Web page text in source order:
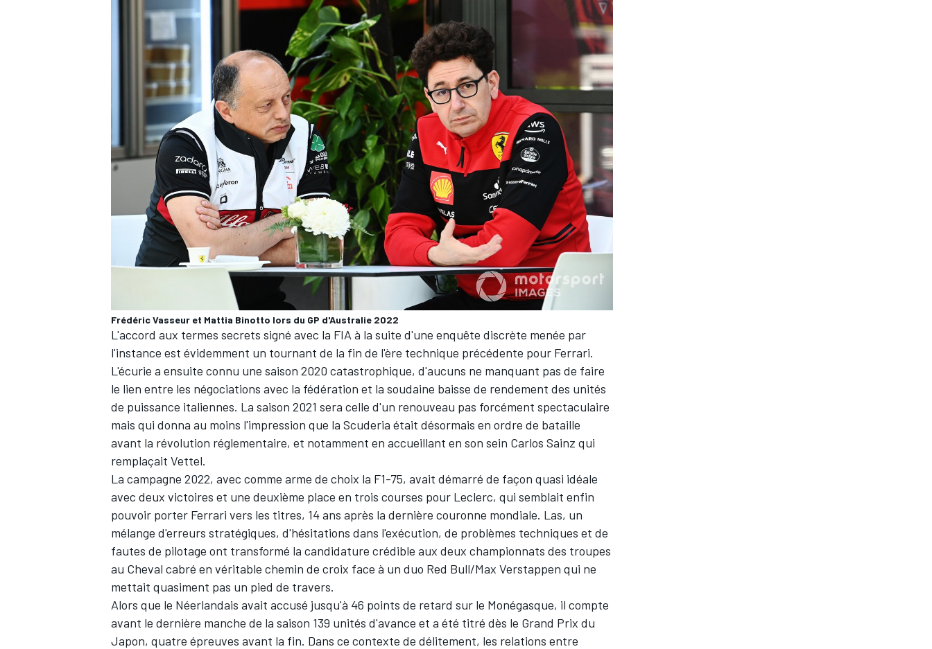
AUTRES CHAMPIONNATS
Frédéric Vasseur et Mattia Binotto lors du GP d'Australie 2022
L'accord aux termes secrets signé avec la FIA à la suite d'une enquête discrète menée par
l'instance est évidemment un tournant de la fin de l'ère technique précédente pour Ferrari.
L'écurie a ensuite connu une saison 2020 catastrophique, d'aucuns ne manquant pas de faire
le lien entre les négociations avec la fédération et la soudaine baisse de rendement des unités
de puissance italiennes. La saison 2021 sera celle d'un renouveau pas forcément spectaculaire
mais qui donna au moins l'impression que la Scuderia était désormais en ordre de bataille
avant la révolution réglementaire, et notamment en accueillant en son sein Carlos Sainz qui
remplaçait Vettel.
La campagne 2022, avec comme arme de choix la F1-75, avait démarré de façon quasi idéale
avec deux victoires et une deuxième place en trois courses pour Leclerc, qui semblait enfin
pouvoir porter Ferrari vers les titres, 14 ans après la dernière couronne mondiale. Las, un
mélange d'erreurs stratégiques, d'hésitations dans l'exécution, de problèmes techniques et de
fautes de pilotage ont transformé la candidature crédible aux deux championnats des troupes
au Cheval cabré en véritable chemin de croix face à un duo Red Bull/Max Verstappen qui ne
mettait quasiment pas un pied de travers.
Alors que le Néerlandais avait accusé jusqu'à 46 points de retard sur le Monégasque, il compte
avant le dernière manche de la saison 139 unités d'avance et a été titré dès le Grand Prix du
Japon, quatre épreuves avant la fin. Dans ce contexte de délitement, les relations entre